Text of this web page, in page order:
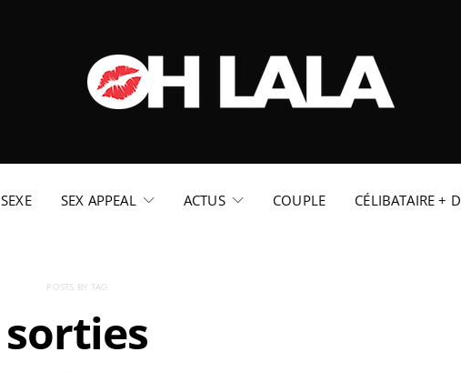
SEXE SEX APPEAL ACTUS COUPLE CÉLIBATAIRE +
POSTS BY TAG
sorties